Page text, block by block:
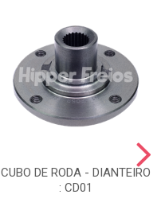
CUBO DE RODA - DIANTEIRO
: CD01